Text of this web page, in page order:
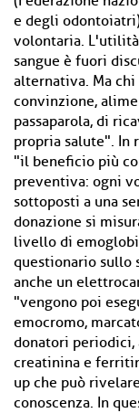
e degli
volontaria.
sangue è fuori
alternativa. Ma chi
convinzione,
passaparola, di
propria salute". In
"il beneficio più
preventiva: ogni
sottoposti a una
donazione si
livello di
questionario sullo
anche un
"vengono poi
emocromo,
donatori
creatinina e
up che può
conoscenza. In